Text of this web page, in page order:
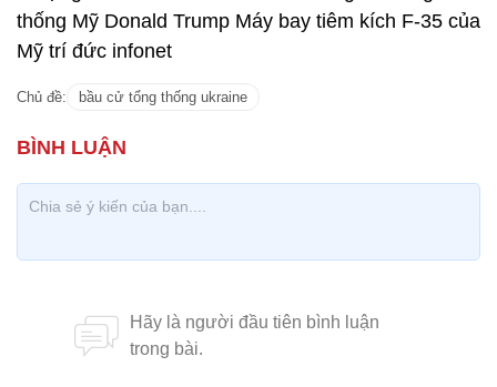
thống Mỹ Donald Trump Máy bay tiêm kích F-35 của
Mỹ trí đức infonet
Chủ đề: bầu cử tổng thống ukraine